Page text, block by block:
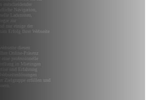
entscheidender
Navigation,
Ladezeiten,
nur einige der
Erfolg Ihrer Webseite
diesen
Online-Präsenz
professionelle
in Mietingen
und Erfahrung
Zielgruppe erfüllen und